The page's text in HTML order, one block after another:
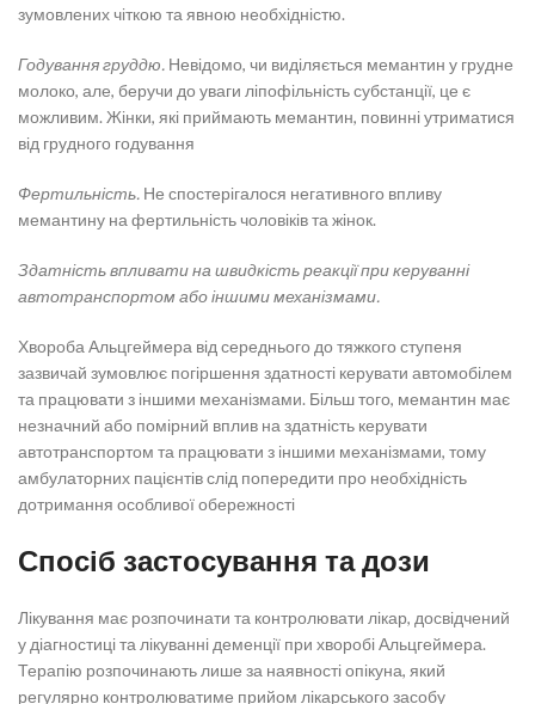
зумовлених чіткою та явною необхідністю.
Годування груддю. Невідомо, чи виділяється мемантин у грудне
молоко, але, беручи до уваги ліпофільність субстанції, це є
можливим. Жінки, які приймають мемантин, повинні утриматися
від грудного годування
Фертильність. Не спостерігалося негативного впливу
мемантину на фертильність чоловіків та жінок.
Здатність впливати на швидкість реакції при керуванні
автотранспортом або іншими механізмами.
Хвороба Альцгеймера від середнього до тяжкого ступеня
зазвичай зумовлює погіршення здатності керувати автомобілем
та працювати з іншими механізмами. Більш того, мемантин має
незначний або помірний вплив на здатність керувати
автотранспортом та працювати з іншими механізмами, тому
амбулаторних пацієнтів слід попередити про необхідність
дотримання особливої обережності
Спосіб застосування та дози
Лікування має розпочинати та контролювати лікар, досвідчений
у діагностиці та лікуванні деменції при хворобі Альцгеймера.
Терапію розпочинають лише за наявності опікуна, який
регулярно контролюватиме прийом лікарського засобу